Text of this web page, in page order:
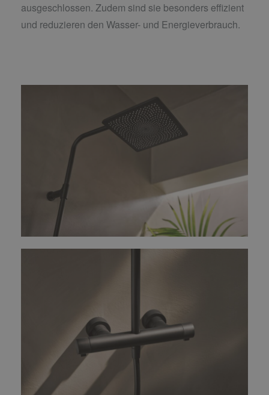
ausgeschlossen. Zudem sind sie besonders effizient
und reduzieren den Wasser- und Energieverbrauch.